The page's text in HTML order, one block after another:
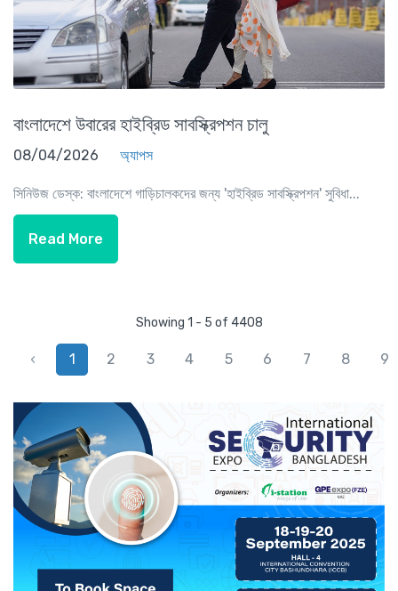
বাংলাদেশে উবারের হাইব্রিড সাবস্ক্রিপশন চালু
08/04/2026 অ্যাপস
সিনিউজ ডেস্ক: বাংলাদেশে গাড়িচালকদের জন্য 'হাইব্রিড সাবস্ক্রিপশন' সুবিধা...
Read More
Showing 1 - 5 of 4408
‹ 1 2 3 4 5 6 7 8 9